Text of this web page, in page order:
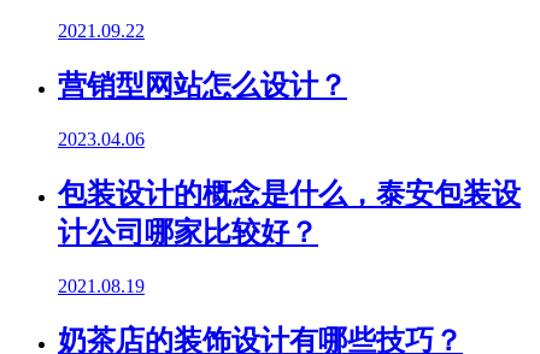
2021.09.22
营销型网站怎么设计？
2023.04.06
包装设计的概念是什么，泰安包装设
计公司哪家比较好？
2021.08.19
奶茶店的装饰设计有哪些技巧？